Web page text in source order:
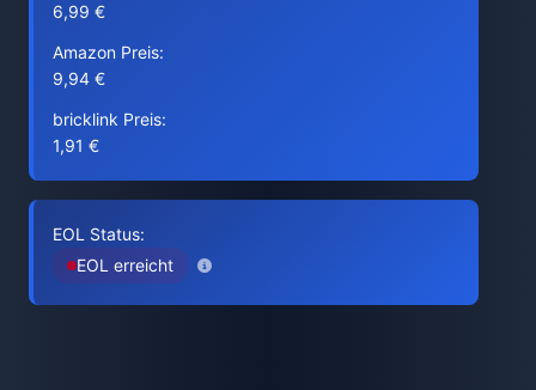
6,99 €
Amazon Preis:
9,94 €
bricklink Preis:
1,91 €
EOL Status:
EOL erreicht